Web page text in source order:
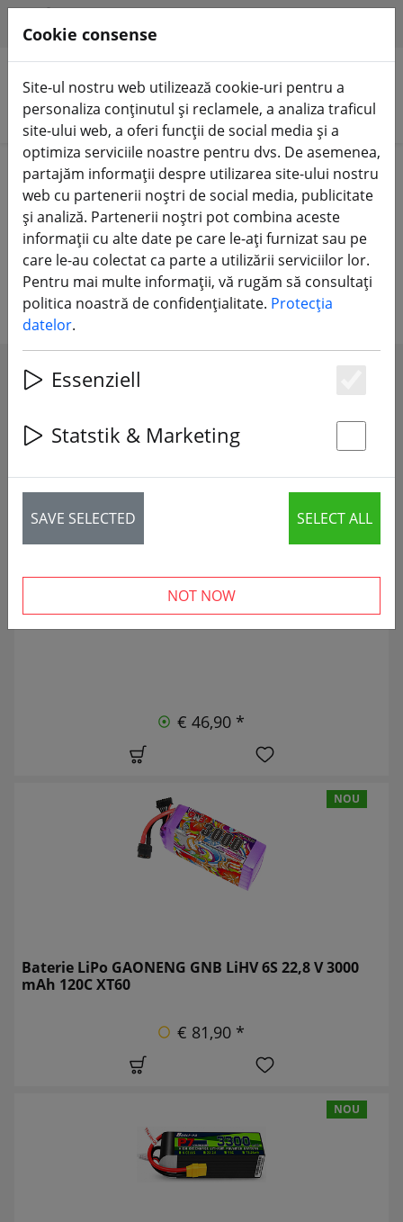
Căutare produse
Home Baterii Baterie LiPo
Baterii LiPo pentru drone de curse,
quadrocoptere, racecoptere,
avioane și mașini RC
108 articles
NOU
€ 46,90 *
NOU
Baterie LiPo GAONENG GNB LiHV 6S 22,8 V 3000
mAh 120C XT60
€ 81,90 *
NOU
Cookie consense
Site-ul nostru web utilizează cookie-uri pentru a
personaliza conținutul și reclamele, a analiza traficul
site-ului web, a oferi funcții de social media și a
optimiza serviciile noastre pentru dvs. De asemenea,
partajăm informații despre utilizarea site-ului nostru
web cu partenerii noștri de social media, publicitate
și analiză. Partenerii noștri pot combina aceste
informații cu alte date pe care le-ați furnizat sau pe
care le-au colectat ca parte a utilizării serviciilor lor.
Pentru mai multe informații, vă rugăm să consultați
politica noastră de confidențialitate. Protecția
datelor.
Essenziell
Statstik & Marketing
SAVE SELECTED SELECT ALL
NOT NOW